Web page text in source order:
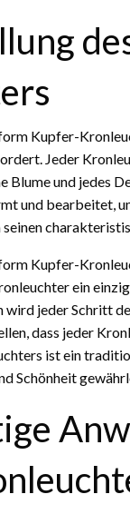
Kupfer-
Jeder
Blume und jedes
und bearbeitet,
Kupfer-
ein
jeder Schritt
dass jeder
ist ein
Schönheit